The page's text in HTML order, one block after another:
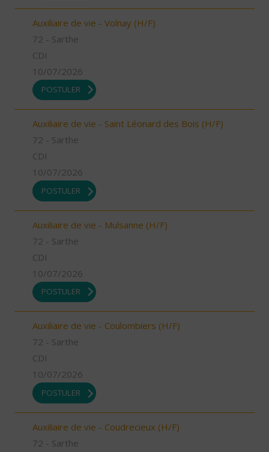
Auxiliaire de vie - Volnay (H/F)
72 - Sarthe
CDI
10/07/2026
POSTULER
Auxiliaire de vie - Saint Léonard des Bois (H/F)
72 - Sarthe
CDI
10/07/2026
POSTULER
Auxiliaire de vie - Mulsanne (H/F)
72 - Sarthe
CDI
10/07/2026
POSTULER
Auxiliaire de vie - Coulombiers (H/F)
72 - Sarthe
CDI
10/07/2026
POSTULER
Auxiliaire de vie - Coudrecieux (H/F)
72 - Sarthe